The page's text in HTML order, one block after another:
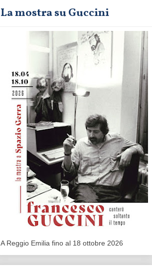
La mostra su Guccini
A Reggio Emilia fino al 18 ottobre 2026